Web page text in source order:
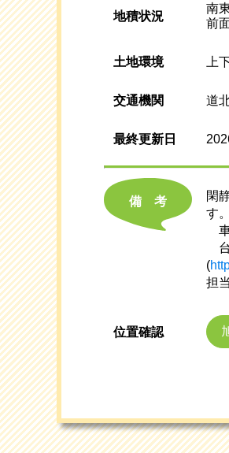
地積状況
南
前
土地環境
上
交通機関
道
最終更新日
備考
閑
す。
車
台
(
担
位置確認